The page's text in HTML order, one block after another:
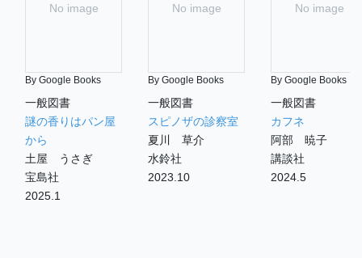
No image
By Google Books
一般図書
謎の香りはパン屋
から
土屋 うさぎ
宝島社
2025.1
No image
By Google Books
一般図書
スピノザの診察室
夏川 草介
水鈴社
2023.10
No image
By Google Books
一般図書
カフネ
阿部 暁子
講談社
2024.5